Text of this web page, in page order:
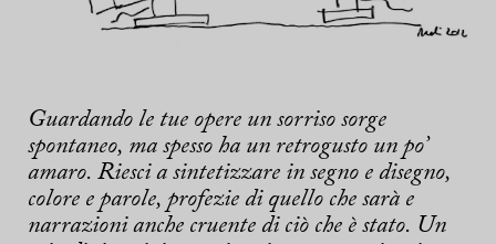
Guardando le tue opere un sorriso sorge
spontaneo, ma spesso ha un retrogusto un po’
amaro. Riesci a sintetizzare in segno e disegno,
colore e parole, profezie di quello che sarà e
narrazioni anche cruente di ciò che è stato. Un